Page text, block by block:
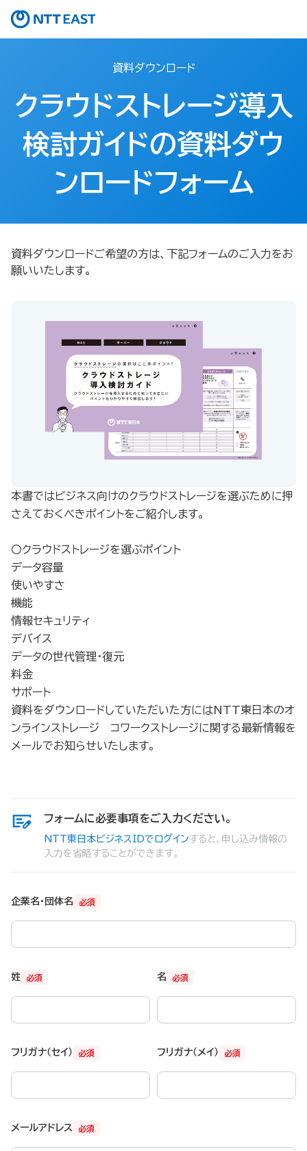
資料ダウンロード
クラウドストレージ導入
検討ガイドの資料ダウ
ンロードフォーム
資料ダウンロードご希望の方は、下記フォームのご入力をお
願いいたします。
本書ではビジネス向けのクラウドストレージを選ぶために押
さえておくべきポイントをご紹介します。
〇クラウドストレージを選ぶポイント
データ容量
使いやすさ
機能
情報セキュリティ
デバイス
データの世代管理・復元
料金
サポート
資料をダウンロードしていただいた方にはNTT東日本のオ
ンラインストレージ コワークストレージに関する最新情報を
メールでお知らせいたします。
フォームに必要事項をご入力ください。
NTT東日本ビジネスIDでログインすると、申し込み情報の
入力を省略することができます。
必須
企業名・団体名
必須
姓 必須
名
必須
フリガナ（セイ） 必須
フリガナ（メイ）
必須
メールアドレス